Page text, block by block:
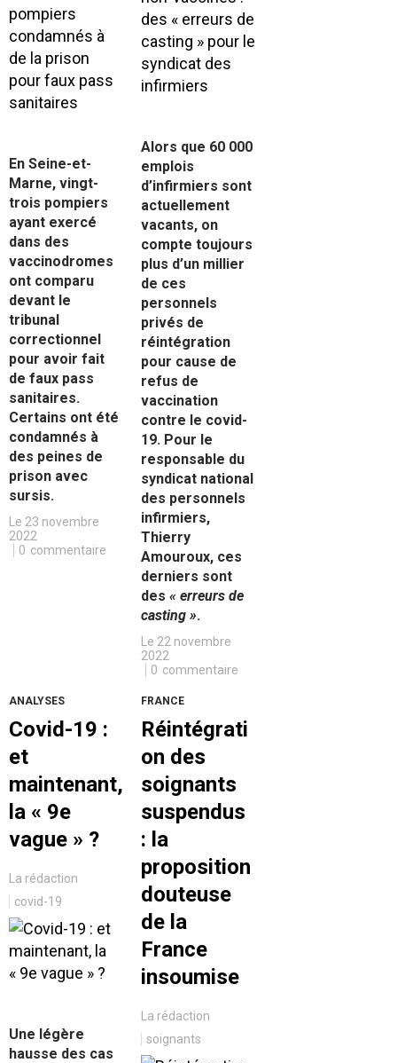
En Seine-et-
Marne, vingt-
trois pompiers
ayant exercé
dans des
vaccinodromes
ont comparu
devant le
tribunal
correctionnel
pour avoir fait
de faux pass
sanitaires.
Certains ont été
condamnés à
des peines de
prison avec
sursis.
Le 23 novembre
2022
0 commentaire
Alors que 60 000
emplois
d’infirmiers sont
actuellement
vacants, on
compte toujours
plus d’un millier
de ces
personnels
privés de
réintégration
pour cause de
refus de
vaccination
contre le covid-
19. Pour le
responsable du
syndicat national
des personnels
infirmiers,
Thierry
Amouroux, ces
derniers sont
des « erreurs de
casting ».
Le 22 novembre
2022
0 commentaire
ANALYSES
Covid-19 :
et
maintenant,
la « 9e
vague » ?
La rédaction
covid-19
Une légère
hausse des cas
FRANCE
Réintégrati
on des
soignants
suspendus
: la
proposition
douteuse
de la
France
insoumise
La rédaction
soignants